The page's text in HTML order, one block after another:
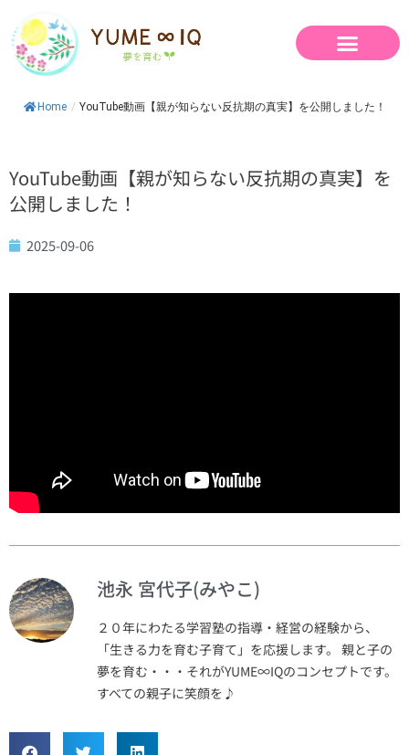
Home / YouTube動画【親が知らない反抗期の真実】を公開しました！
YouTube動画【親が知らない反抗期の真実】を
公開しました！
2025-09-06
池永 宮代子(みやこ)
２０年にわたる学習塾の指導・経営の経験から、
「生きる力を育む子育て」を応援します。 親と子の
夢を育む・・・それがYUME∞IQのコンセプトです。
すべての親子に笑顔を♪